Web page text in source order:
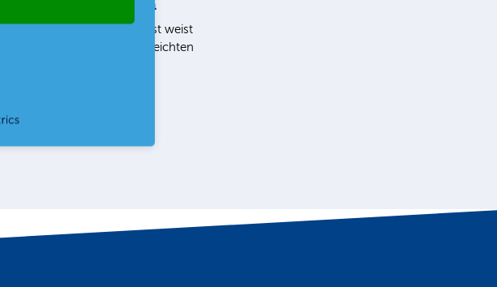
kann liefern
Spezialist weist
6 Monate mit einen leichten